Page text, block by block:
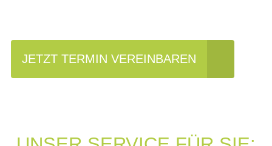
JETZT TERMIN VEREINBAREN